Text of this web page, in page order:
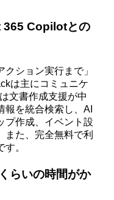
365 Copilotとの
ション実行まで」
は主にコミュニケ
文書作成支援が中
報を統合検索し、AI
プ作成、イベント設
また、完全無料で利
。
らいの時間がか